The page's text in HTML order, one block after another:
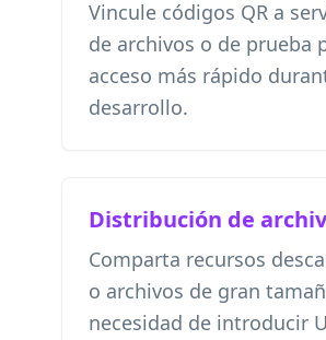
Vincule códigos QR a
de archivos o de prueba
acceso más rápido
desarrollo.
Distribución de
Comparta recursos
o archivos de gran
necesidad de introducir